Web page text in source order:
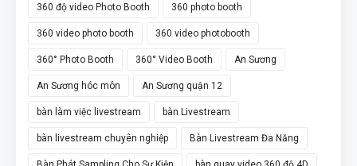
360 độ video Photo Booth 360 photo booth
360 video photo booth 360 video photobooth
360° Photo Booth 360° Video Booth An Sương
An Sương hóc môn An Sương quận 12
bàn làm việc livestream bàn Livestream
bàn livestream chuyên nghiệp Bàn Livestream Đa Năng